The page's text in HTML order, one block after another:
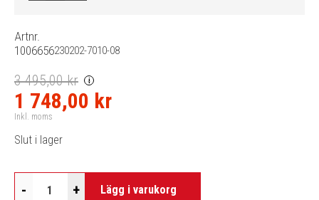
Artnr.
1006656230202-7010-08
3 495,00 kr i
1 748,00 kr
Inkl. moms
Slut i lager
- + Lägg i varukorg